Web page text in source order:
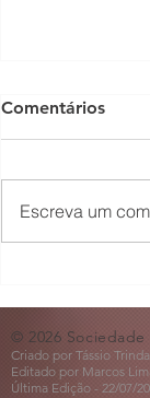
ao Dia dos
Comentários
Escreva um
© 2026 Sociedade
Criado por Tássio
Editado por Marcos
Última Edição - 22/07/